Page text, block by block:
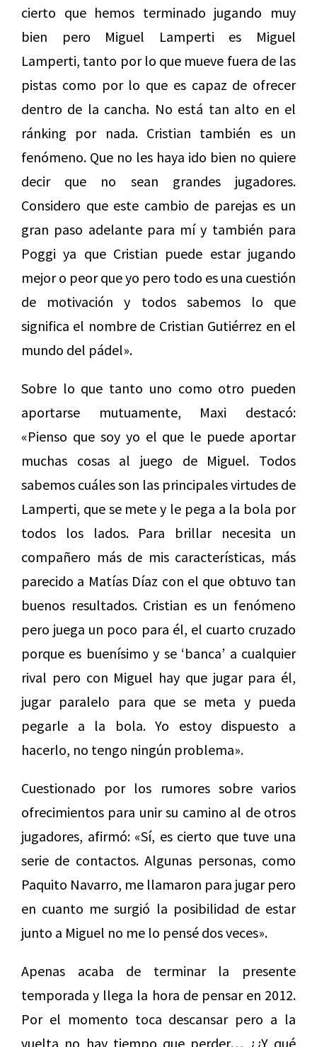
cierto que hemos terminado jugando muy
bien pero Miguel Lamperti es Miguel
Lamperti, tanto por lo que mueve fuera de las
pistas como por lo que es capaz de ofrecer
dentro de la cancha. No está tan alto en el
ránking por nada. Cristian también es un
fenómeno. Que no les haya ido bien no quiere
decir que no sean grandes jugadores.
Considero que este cambio de parejas es un
gran paso adelante para mí y también para
Poggi ya que Cristian puede estar jugando
mejor o peor que yo pero todo es una cuestión
de motivación y todos sabemos lo que
significa el nombre de Cristian Gutiérrez en el
mundo del pádel».
Sobre lo que tanto uno como otro pueden
aportarse mutuamente, Maxi destacó:
«Pienso que soy yo el que le puede aportar
muchas cosas al juego de Miguel. Todos
sabemos cuáles son las principales virtudes de
Lamperti, que se mete y le pega a la bola por
todos los lados. Para brillar necesita un
compañero más de mis características, más
parecido a Matías Díaz con el que obtuvo tan
buenos resultados. Cristian es un fenómeno
pero juega un poco para él, el cuarto cruzado
porque es buenísimo y se ‘banca’ a cualquier
rival pero con Miguel hay que jugar para él,
jugar paralelo para que se meta y pueda
pegarle a la bola. Yo estoy dispuesto a
hacerlo, no tengo ningún problema».
Cuestionado por los rumores sobre varios
ofrecimientos para unir su camino al de otros
jugadores, afirmó: «Sí, es cierto que tuve una
serie de contactos. Algunas personas, como
Paquito Navarro, me llamaron para jugar pero
en cuanto me surgió la posibilidad de estar
junto a Miguel no me lo pensé dos veces».
Apenas acaba de terminar la presente
temporada y llega la hora de pensar en 2012.
Por el momento toca descansar pero a la
vuelta no hay tiempo que perder… ¿¿Y qué